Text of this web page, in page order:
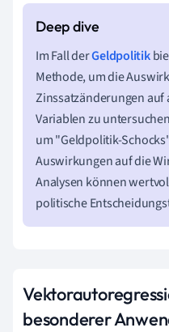
Im Fall derGeldpolitik
Methode, um die
Zinssatzänderungen
Variablen zu
um "Geldpolitik-
Auswirkungen auf die
Analysen können
politische
besonderer